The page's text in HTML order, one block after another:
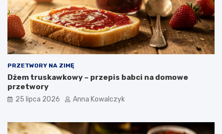
PRZETWORY NA ZIMĘ
Dżem truskawkowy – przepis babci na domowe
przetwory
25 lipca 2026 Anna Kowalczyk